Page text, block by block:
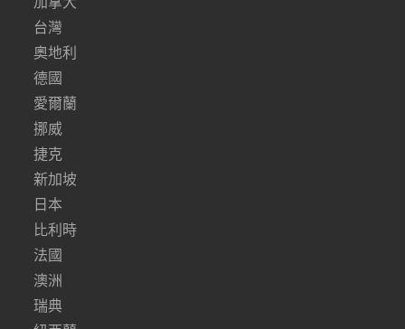
台灣
奧地利
德國
愛爾蘭
挪威
捷克
新加坡
日本
比利時
法國
澳洲
瑞典